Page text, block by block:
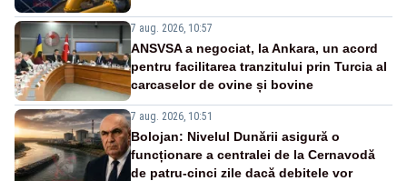
7 aug. 2026, 10:57
ANSVSA a negociat, la Ankara, un acord
pentru facilitarea tranzitului prin Turcia al
carcaselor de ovine și bovine
7 aug. 2026, 10:51
Bolojan: Nivelul Dunării asigură o
funcționare a centralei de la Cernavodă
de patru-cinci zile dacă debitele vor